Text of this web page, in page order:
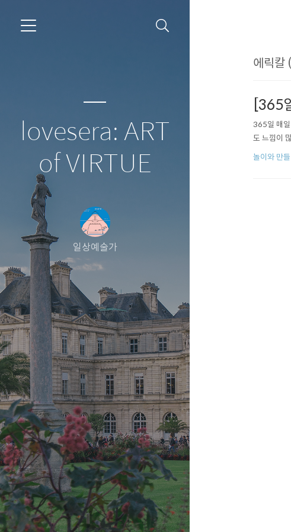
lovesera: ART
of VIRTUE
일상예술가
에릭칼
[365
365일 매일
도 느낌이
놀이와 만